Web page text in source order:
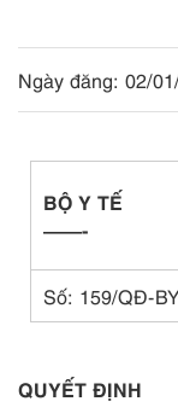
Ngày đăng: 02/
BỘ Y TẾ
——-
Số: 159/QĐ-
QUYẾT ĐỊNH